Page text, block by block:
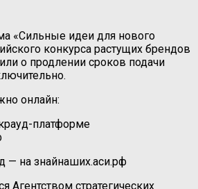
«Сильные идеи для нового
конкурса растущих брендов
о продлении сроков подачи
онлайн:
платформе
— на знайнаших.аси.рф
Агентством стратегических